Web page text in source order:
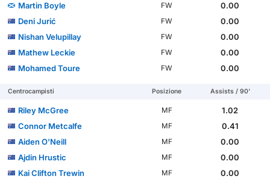
Martin Boyle
FW
0.00
Deni Jurić
FW
0.00
Nishan Velupillay
FW
0.00
Mathew Leckie
FW
0.00
Mohamed Toure
FW 0.00
Centrocampisti Posizione Assists / 90'
Riley McGree MF
1.02
Connor Metcalfe
MF
0.41
Aiden O'Neill
MF
0.00
Ajdin Hrustic
MF
0.00
Kai Clifton Trewin
MF
0.00